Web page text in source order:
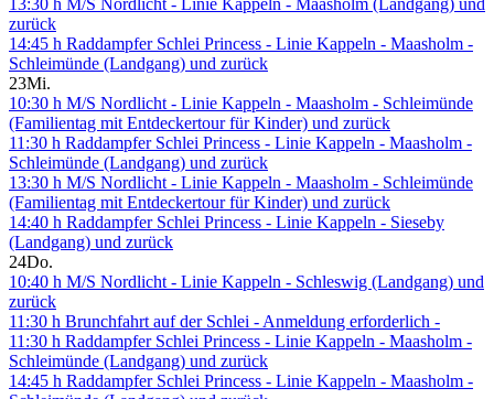
13:30 h M/S Nordlicht - Linie Kappeln - Maasholm (Landgang) und
zurück
14:45 h Raddampfer Schlei Princess - Linie Kappeln - Maasholm -
Schleimünde (Landgang) und zurück
23Mi.
10:30 h M/S Nordlicht - Linie Kappeln - Maasholm - Schleimünde
(Familientag mit Entdeckertour für Kinder) und zurück
11:30 h Raddampfer Schlei Princess - Linie Kappeln - Maasholm -
Schleimünde (Landgang) und zurück
13:30 h M/S Nordlicht - Linie Kappeln - Maasholm - Schleimünde
(Familientag mit Entdeckertour für Kinder) und zurück
14:40 h Raddampfer Schlei Princess - Linie Kappeln - Sieseby
(Landgang) und zurück
24Do.
10:40 h M/S Nordlicht - Linie Kappeln - Schleswig (Landgang) und
zurück
11:30 h Brunchfahrt auf der Schlei - Anmeldung erforderlich -
11:30 h Raddampfer Schlei Princess - Linie Kappeln - Maasholm -
Schleimünde (Landgang) und zurück
14:45 h Raddampfer Schlei Princess - Linie Kappeln - Maasholm -